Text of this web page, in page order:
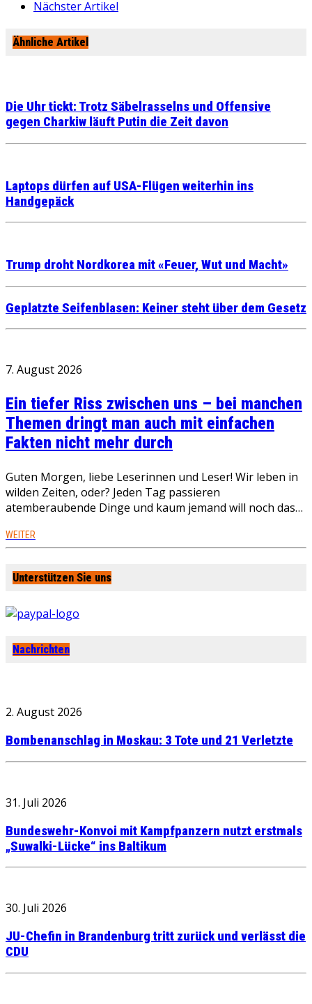
Nächster Artikel
Ähnliche Artikel
Die Uhr tickt: Trotz Säbelrasselns und Offensive
gegen Charkiw läuft Putin die Zeit davon
Laptops dürfen auf USA-Flügen weiterhin ins
Handgepäck
Trump droht Nordkorea mit «Feuer, Wut und Macht»
Geplatzte Seifenblasen: Keiner steht über dem Gesetz
7. August 2026
Ein tiefer Riss zwischen uns – bei manchen
Themen dringt man auch mit einfachen
Fakten nicht mehr durch
Guten Morgen, liebe Leserinnen und Leser! Wir leben in
wilden Zeiten, oder? Jeden Tag passieren
atemberaubende Dinge und kaum jemand will noch das…
WEITER
Unterstützen Sie uns
Nachrichten
2. August 2026
Bombenanschlag in Moskau: 3 Tote und 21 Verletzte
31. Juli 2026
Bundeswehr-Konvoi mit Kampfpanzern nutzt erstmals
„Suwalki-Lücke“ ins Baltikum
30. Juli 2026
JU-Chefin in Brandenburg tritt zurück und verlässt die
CDU